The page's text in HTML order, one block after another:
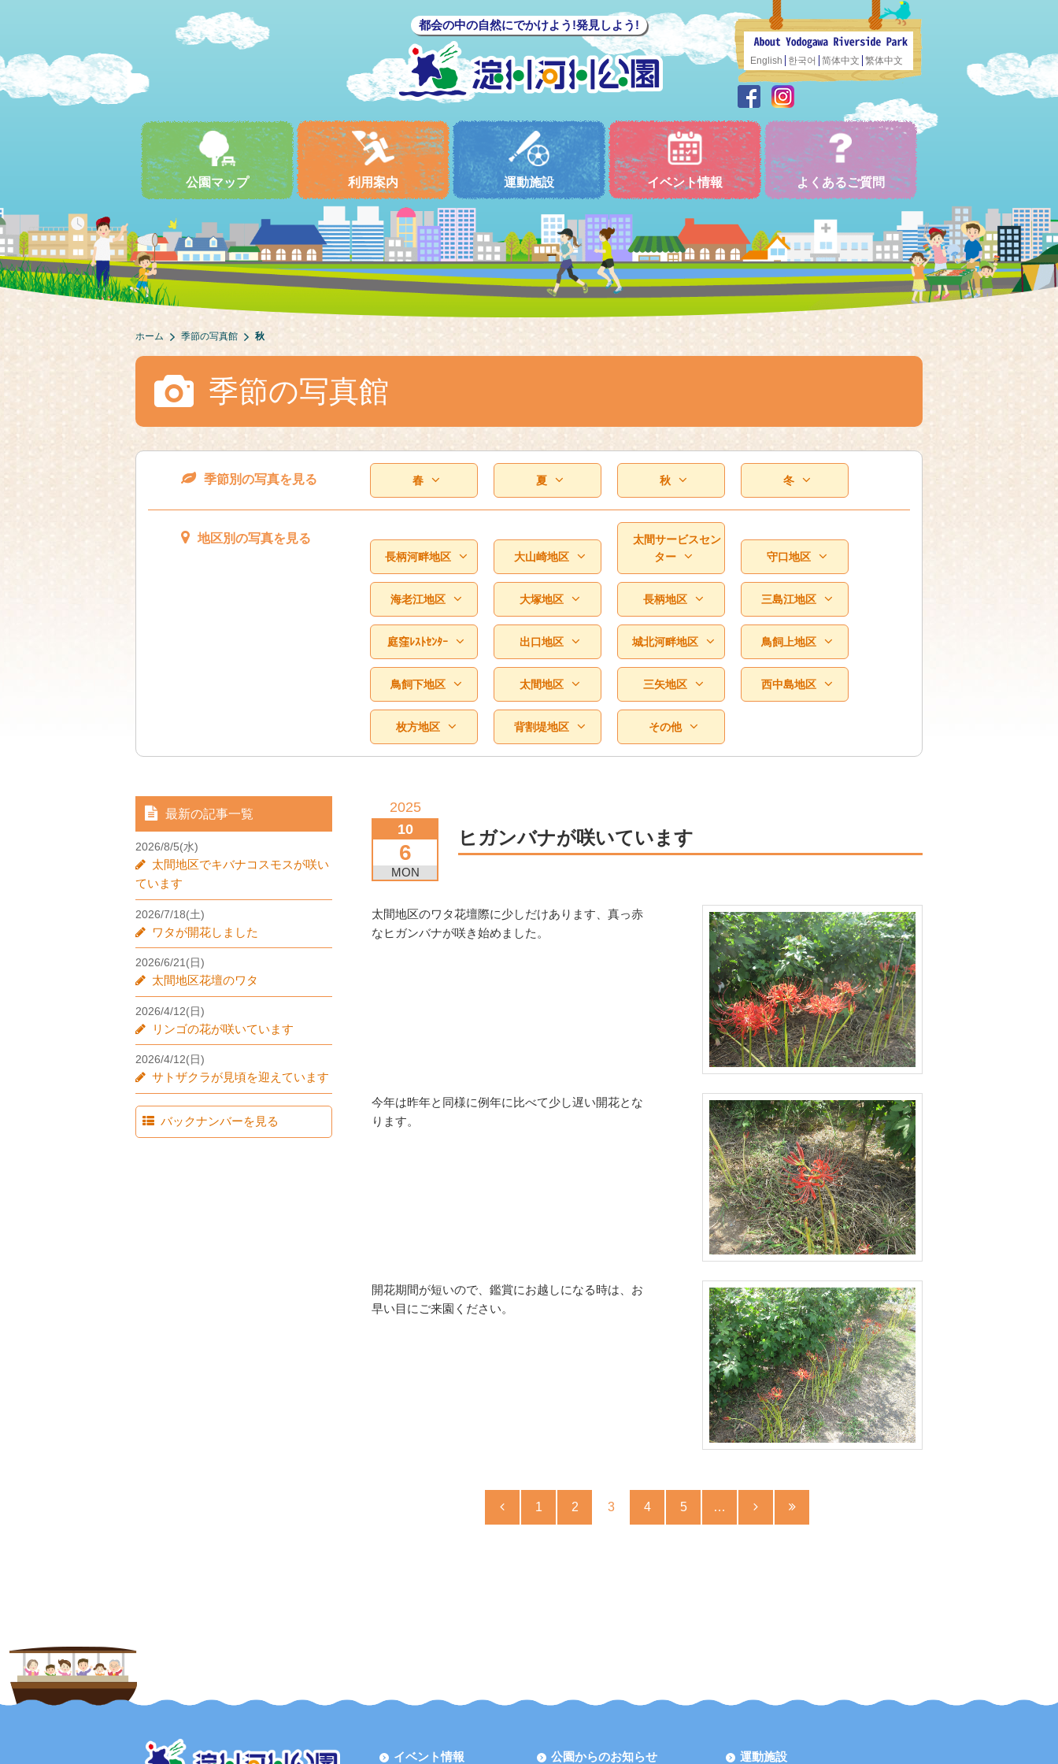
都会の中の自然にでかけよう!発見しよう!
English 한국어 简体中文 繁体中文
公園マップ 利用案内 運動施設 イベント情報 よくあるご質問
ホーム 季節の写真館 秋
季節の写真館
季節別の写真を見る 春 夏 秋 冬
地区別の写真を見る
長柄河畔地区 大山崎地区
太間サービスセン
ター
守口地区
海老江地区 大塚地区 長柄地区 三島江地区
庭窪ﾚｽﾄｾﾝﾀｰ 出口地区 城北河畔地区 鳥飼上地区
鳥飼下地区 太間地区 三矢地区 西中島地区
枚方地区 背割堤地区 その他
最新の記事一覧
2026/8/5(水)
太間地区でキバナコスモスが咲い
ています
2026/7/18(土)
ワタが開花しました
2026/6/21(日)
太間地区花壇のワタ
2026/4/12(日)
リンゴの花が咲いています
2026/4/12(日)
サトザクラが見頃を迎えています
バックナンバーを見る
2025
10
6
MON
ヒガンバナが咲いています
太間地区のワタ花壇際に少しだけあります、真っ赤
なヒガンバナが咲き始めました。
今年は昨年と同様に例年に比べて少し遅い開花とな
ります。
開花期間が短いので、鑑賞にお越しになる時は、お
早い目にご来園ください。
1 2 3 4 5 …
イベント情報 公園からのお知らせ 運動施設